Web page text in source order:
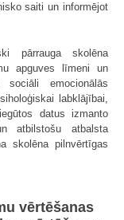
saiti un informējot
pārrauga skolēna
apguves līmeni un
emocionālās
labklājībai,
datus izmanto
atbilstošu atbalsta
skolēna pilnvērtīgas
vērtēšanas